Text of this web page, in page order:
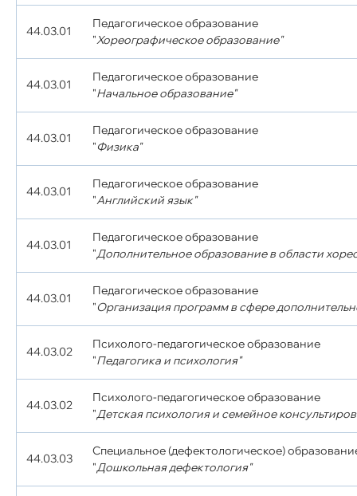
44.03.01
Педагогическое образование
"Хореографическое образование"
44.03.01
Педагогическое образование
"Начальное образование"
44.03.01
Педагогическое образование
"Физика"
44.03.01
Педагогическое образование
"Английский язык"
44.03.01
Педагогическое образование
"Дополнительное образование в области
44.03.01
Педагогическое образование
"Организация программ в сфере
44.03.02
Психолого-педагогическое образование
"Педагогика и психология"
44.03.02
Психолого-педагогическое образование
"Детская психология и семейное
44.03.03
Специальное (дефектологическое)
"Дошкольная дефектология"